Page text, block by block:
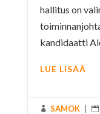
hallitus on
kandidaatti
LUE LISÄÄ
 SAMOK 